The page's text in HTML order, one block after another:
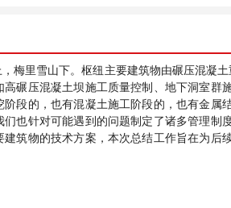
梅里雪山下。枢纽主要建筑物由碾压混凝
碾压混凝土坝施工质量控制、地下洞室群
段的，也有混凝土施工阶段的，也有金属
也针对可能遇到的问题制定了诸多管理制
筑物的技术方案，本次总结工作旨在为后